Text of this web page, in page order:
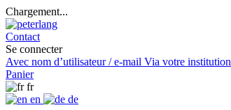
Chargement...
Contact
Se connecter
Avec nom d’utilisateur / e-mail Via votre institution
Panier
fr
en
de